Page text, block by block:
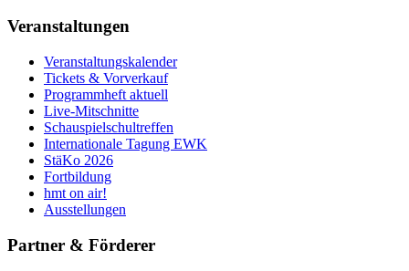
Veranstaltungen
Veranstaltungskalender
Tickets & Vorverkauf
Programmheft aktuell
Live-Mitschnitte
Schauspielschultreffen
Internationale Tagung EWK
StäKo 2026
Fortbildung
hmt on air!
Ausstellungen
Partner & Förderer